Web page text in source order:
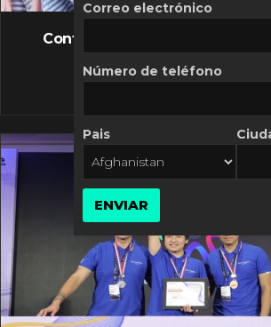
FLASH NEWS
Controversia de Mercado
10 MARZO, 2026
Correo electrónico
Número de teléfono
Pais
ENVIAR